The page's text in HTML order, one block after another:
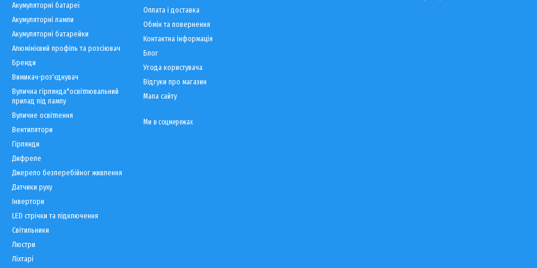
Акумуляторні батареї
Акумуляторні лампи
Акумуляторні батарейки
Алюмінієвий профіль та розсіювач
Бренди
Вимикач-роз'єднувач
Вулична гірлянда*освітлювальний
прилад під лампу
Вуличне освітлення
Вентилятори
Гірлянди
Дифреле
Джерело безперебійног живлення
Датчики руху
Інвертори
LED cтрічки та підключення
Світильники
Люстри
Ліхтарі
Оплата і доставка
Обмін та повернення
Контактна інформація
Блог
Угода користувача
Відгуки про магазин
Мапа сайту
Ми в соцмережах